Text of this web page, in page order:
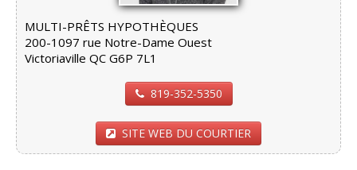
MULTI-PRÊTS HYPOTHÈQUES
200-1097 rue Notre-Dame Ouest
Victoriaville QC G6P 7L1
819-352-5350
SITE WEB DU COURTIER